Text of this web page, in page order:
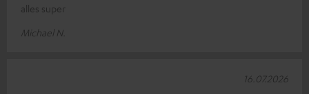
alles super
Michael N.
16.07.2026